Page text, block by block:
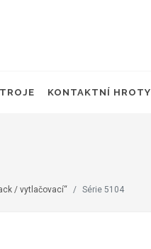
KONTAKTNÍ HROTY
/ vytlačovací“ Série 5104